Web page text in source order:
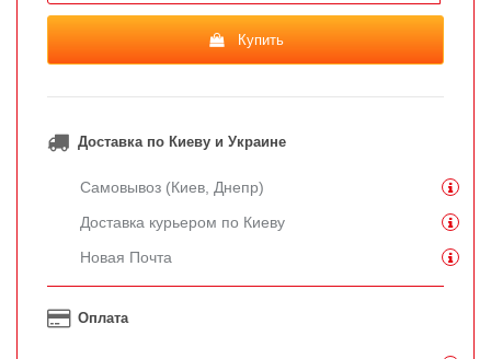
Купить
Доставка по Киеву и Украине
Самовывоз (Киев, Днепр)
Доставка курьером по Киеву
Новая Почта
Оплата